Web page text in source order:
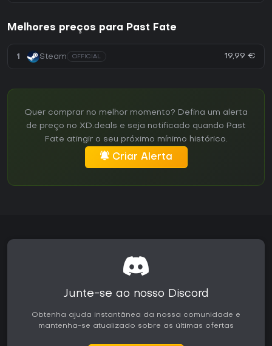
Melhores preços para Past Fate
1 Steam OFFICIAL 19,99 €
Quer comprar no melhor momento? Defina um alerta
de preço no XD.deals e seja notificado quando Past
Fate atingir o seu próximo mínimo histórico.
Criar Alerta
Junte-se ao nosso Discord
Obtenha ajuda instantânea da nossa comunidade e
mantenha-se atualizado sobre as últimas ofertas